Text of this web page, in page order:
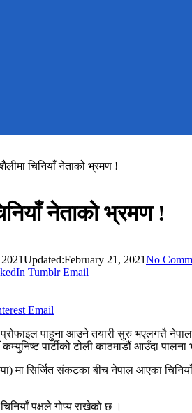
शैलीमा चिनियाँ नेताको भ्रमण !
नेताको भ्रमण !
Updated:February 21, 2021No
Tumblr Email
Email
पाहुना आउने तयारी सुरु भएलगत्तै
पार्टीको टोली काठमाडौं आउँदा पालना
मा सिर्जित संकटका बीच नेपाल आएका
पक्षले गोप्य राखेको छ ।